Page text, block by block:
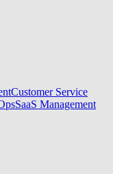
Customer Service
SaaS Management